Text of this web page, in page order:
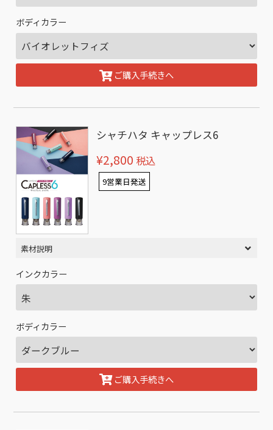
ボディカラー
ご購入手続きへ
シャチハタ キャップレス6
¥2,800 税込
9営業日発送
素材説明
インクカラー
ボディカラー
ご購入手続きへ